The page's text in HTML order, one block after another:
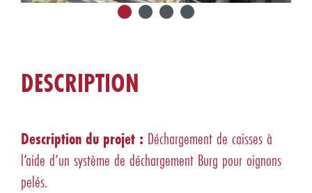
DESCRIPTION
Description du projet : Déchargement de caisses à
l’aide d’un système de déchargement Burg pour oignons
pelés.